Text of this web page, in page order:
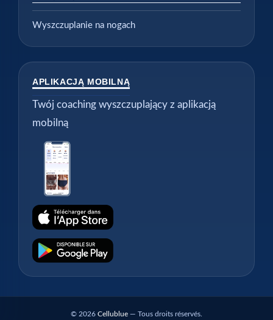
Wyszczuplanie na nogach
APLIKACJĄ MOBILNĄ
Twój coaching wyszczuplający z aplikacją
mobilną
© 2026 Cellublue — Tous droits réservés.